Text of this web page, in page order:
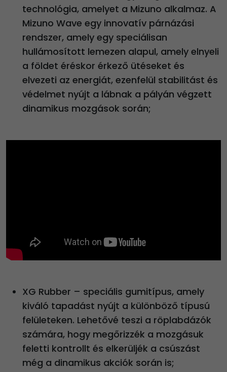
technológia, amelyet a Mizuno alkalmaz. A
Mizuno Wave egy innovatív párnázási
rendszer, amely egy speciálisan
hullámosított lemezen alapul, amely elnyeli
a földet éréskor érkező ütéseket és
elvezeti az energiát, ezenfelül stabilitást és
védelmet nyújt a lábnak a pályán végzett
dinamikus mozgások során;
XG Rubber – speciális gumitípus, amely
kiváló tapadást nyújt a különböző típusú
felületeken. Lehetővé teszi a röplabdázók
számára, hogy megőrizzék a mozgásuk
feletti kontrollt és elkerüljék a csúszást
még a dinamikus akciók során is;